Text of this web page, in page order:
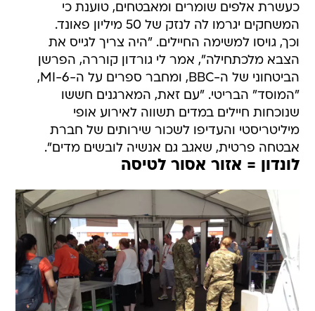
כעשרת אלפים שומרים ומאבטחים, טוענת כי
המשחקים יגרמו לה לנזק של 50 מיליון פאונד.
וכך, גויסו למשימה החיילים. "היה צריך לגייס את
הצבא מלכתחילה", אמר לי גורדון קוררה, הפרשן
הביטחוני של ה-BBC, ומחבר ספרים על ה-MI-6,
"המוסד" הבריטי. "עם זאת, המארגנים חששו
שנוכחות חיילים במדים תשווה לאירוע אופי
מיליטריסטי והעדיפו לשכור שירותים של חברת
אבטחה פרטית, שאגב גם אנשיה לובשים מדים".
לונדון = אזור אסור לטיסה